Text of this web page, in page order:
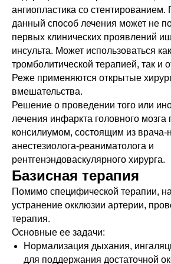
ангиопластика со стентированием.
данный способ лечения может не
первых клинических проявлений
инсульта. Может использоваться
тромболитической терапией, так и
Реже применяются открытые
вмешательства.
Решение о проведении того или
лечения инфаркта головного мозга
консилиумом, состоящим из врача-
анестезиолога-реаниматолога и
рентгенэндоваскулярного хирурга.
Базисная терапия
Помимо специфической терапии,
устранение окклюзии артерии,
терапия.
Основные ее задачи:
Нормализация дыхания,
для поддержания достаточной